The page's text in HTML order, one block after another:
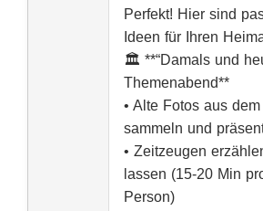
Perfekt! Hier sind
Ideen für Ihren
🏛️ **“Damals und
Themenabend**
• Alte Fotos aus dem
sammeln und
• Zeitzeugen
lassen (15-20 Min
Person)